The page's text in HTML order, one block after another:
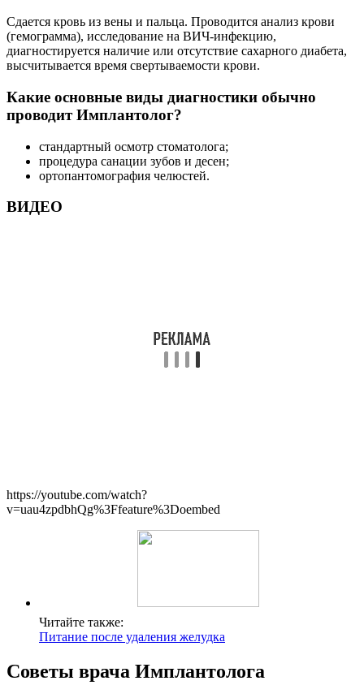
Сдается кровь из вены и пальца. Проводится анализ крови
(гемограмма), исследование на ВИЧ-инфекцию,
диагностируется наличие или отсутствие сахарного диабета,
высчитывается время свертываемости крови.
Какие основные виды диагностики обычно
проводит Имплантолог?
стандартный осмотр стоматолога;
процедура санации зубов и десен;
ортопантомография челюстей.
ВИДЕО
https://youtube.com/watch?
v=uau4zpdbhQg%3Ffeature%3Doembed
Читайте также:
Питание после удаления желудка
Советы врача Имплантолога